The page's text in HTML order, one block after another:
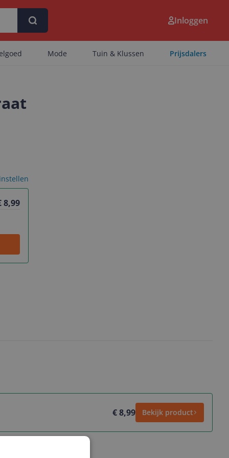
Inloggen
Mode Tuin & Klussen Prijsdalers
8,99
€ 8,99 Bekijk product